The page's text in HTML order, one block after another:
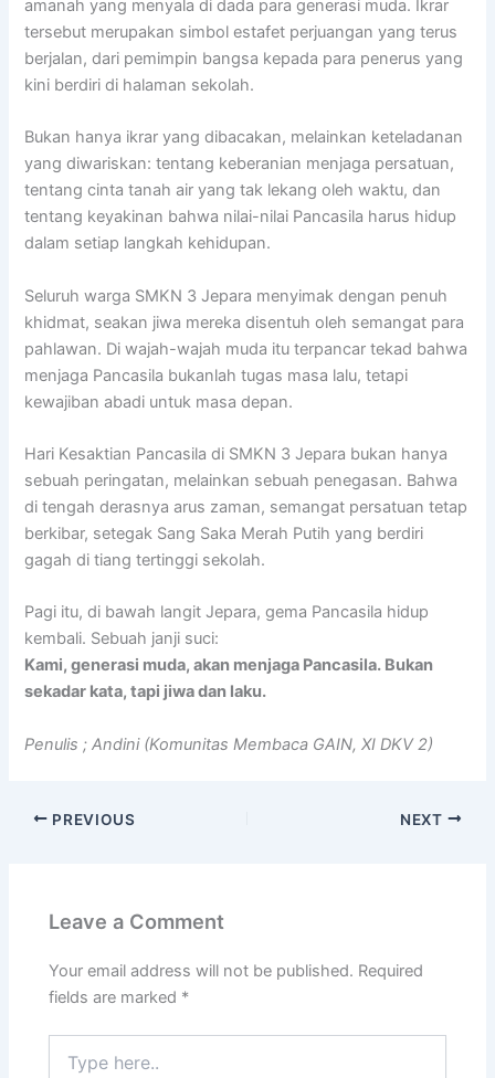
amanah yang menyala di dada para generasi muda. Ikrar
tersebut merupakan simbol estafet perjuangan yang terus
berjalan, dari pemimpin bangsa kepada para penerus yang
kini berdiri di halaman sekolah.
Bukan hanya ikrar yang dibacakan, melainkan keteladanan
yang diwariskan: tentang keberanian menjaga persatuan,
tentang cinta tanah air yang tak lekang oleh waktu, dan
tentang keyakinan bahwa nilai-nilai Pancasila harus hidup
dalam setiap langkah kehidupan.
Seluruh warga SMKN 3 Jepara menyimak dengan penuh
khidmat, seakan jiwa mereka disentuh oleh semangat para
pahlawan. Di wajah-wajah muda itu terpancar tekad bahwa
menjaga Pancasila bukanlah tugas masa lalu, tetapi
kewajiban abadi untuk masa depan.
Hari Kesaktian Pancasila di SMKN 3 Jepara bukan hanya
sebuah peringatan, melainkan sebuah penegasan. Bahwa
di tengah derasnya arus zaman, semangat persatuan tetap
berkibar, setegak Sang Saka Merah Putih yang berdiri
gagah di tiang tertinggi sekolah.
Pagi itu, di bawah langit Jepara, gema Pancasila hidup
kembali. Sebuah janji suci:
Kami, generasi muda, akan menjaga Pancasila. Bukan
sekadar kata, tapi jiwa dan laku.
Penulis ; Andini (Komunitas Membaca GAIN, XI DKV 2)
PREVIOUS NEXT
Leave a Comment
Your email address will not be published. Required
fields are marked *
here..